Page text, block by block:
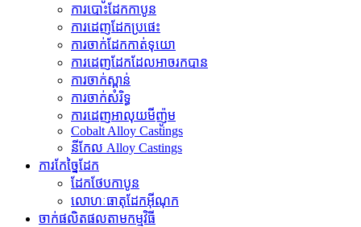
ការបោះដែកកាបូន
ការ​ដេញ​ដែក​ប្រផេះ
ការ​ចាក់​ដែក​កាត់​ទុយោ
ការ​ដេញ​ដែក​ដែល​អាច​រក​បាន​
ការចាក់ស្ពាន់
ការចាក់សំរិទ្ធ
ការ​ដេញ​អាលុយ​មីញ៉ូ​ម​
Cobalt Alloy Castings
នីកែល Alloy Castings
ការកែច្នៃដែក
ដែកថែបកាបូន
លោហៈធាតុដែកអ៊ីណុក
ចាក់ផលិតផលតាមកម្មវិធី